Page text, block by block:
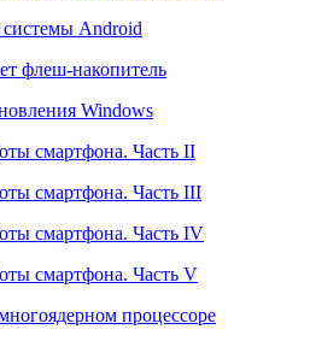
Android
флеш-накопитель
Windows
смартфона. Часть II
смартфона. Часть III
смартфона. Часть IV
смартфона. Часть V
процессоре